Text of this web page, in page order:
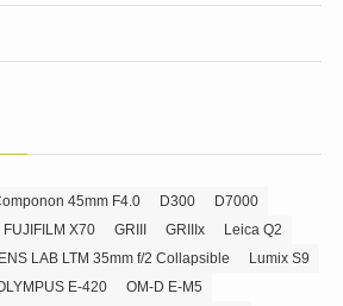
45mm F4.0 D300
D7000
FUJIFILM X70 GRIII GRIIIx
Leica Q2
LAB LTM 35mm f/2 Collapsible
Lumix S9
E-420
OM-D E-M5